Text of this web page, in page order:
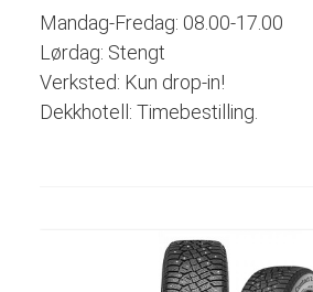
Mandag-Fredag: 08.00-17.00
Lørdag: Stengt
Verksted: Kun drop-in!
Dekkhotell: Timebestilling.